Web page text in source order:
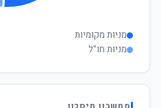
מניות מקומיות
מניות חו"ל